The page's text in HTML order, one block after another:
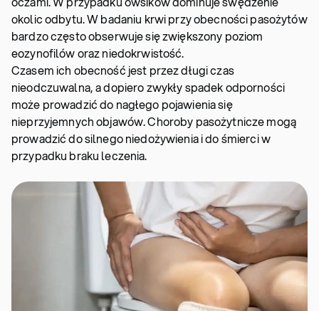
okolic odbytu. W badaniu krwi przy obecności pasożytów
bardzo często obserwuje się zwiększony poziom
eozynofilów oraz niedokrwistość.
Czasem ich obecność jest przez długi czas
nieodczuwalna, a dopiero zwykły spadek odporności
może prowadzić do nagłego pojawienia się
nieprzyjemnych objawów. Choroby pasożytnicze mogą
prowadzić do silnego niedożywienia i do śmierci w
przypadku braku leczenia.